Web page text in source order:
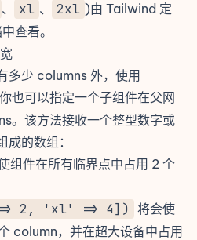
、 xl 、 2xl )由 Tailwind 定
中查看。
多少 columns 外，使用
也可以指定一个子组件在父网
。该方法接收一个整型数字或
的数组：
组件在所有临界点中占用 2 个
=> 2, 'xl' => 4]) 将会使
column，并在超大设备中占用